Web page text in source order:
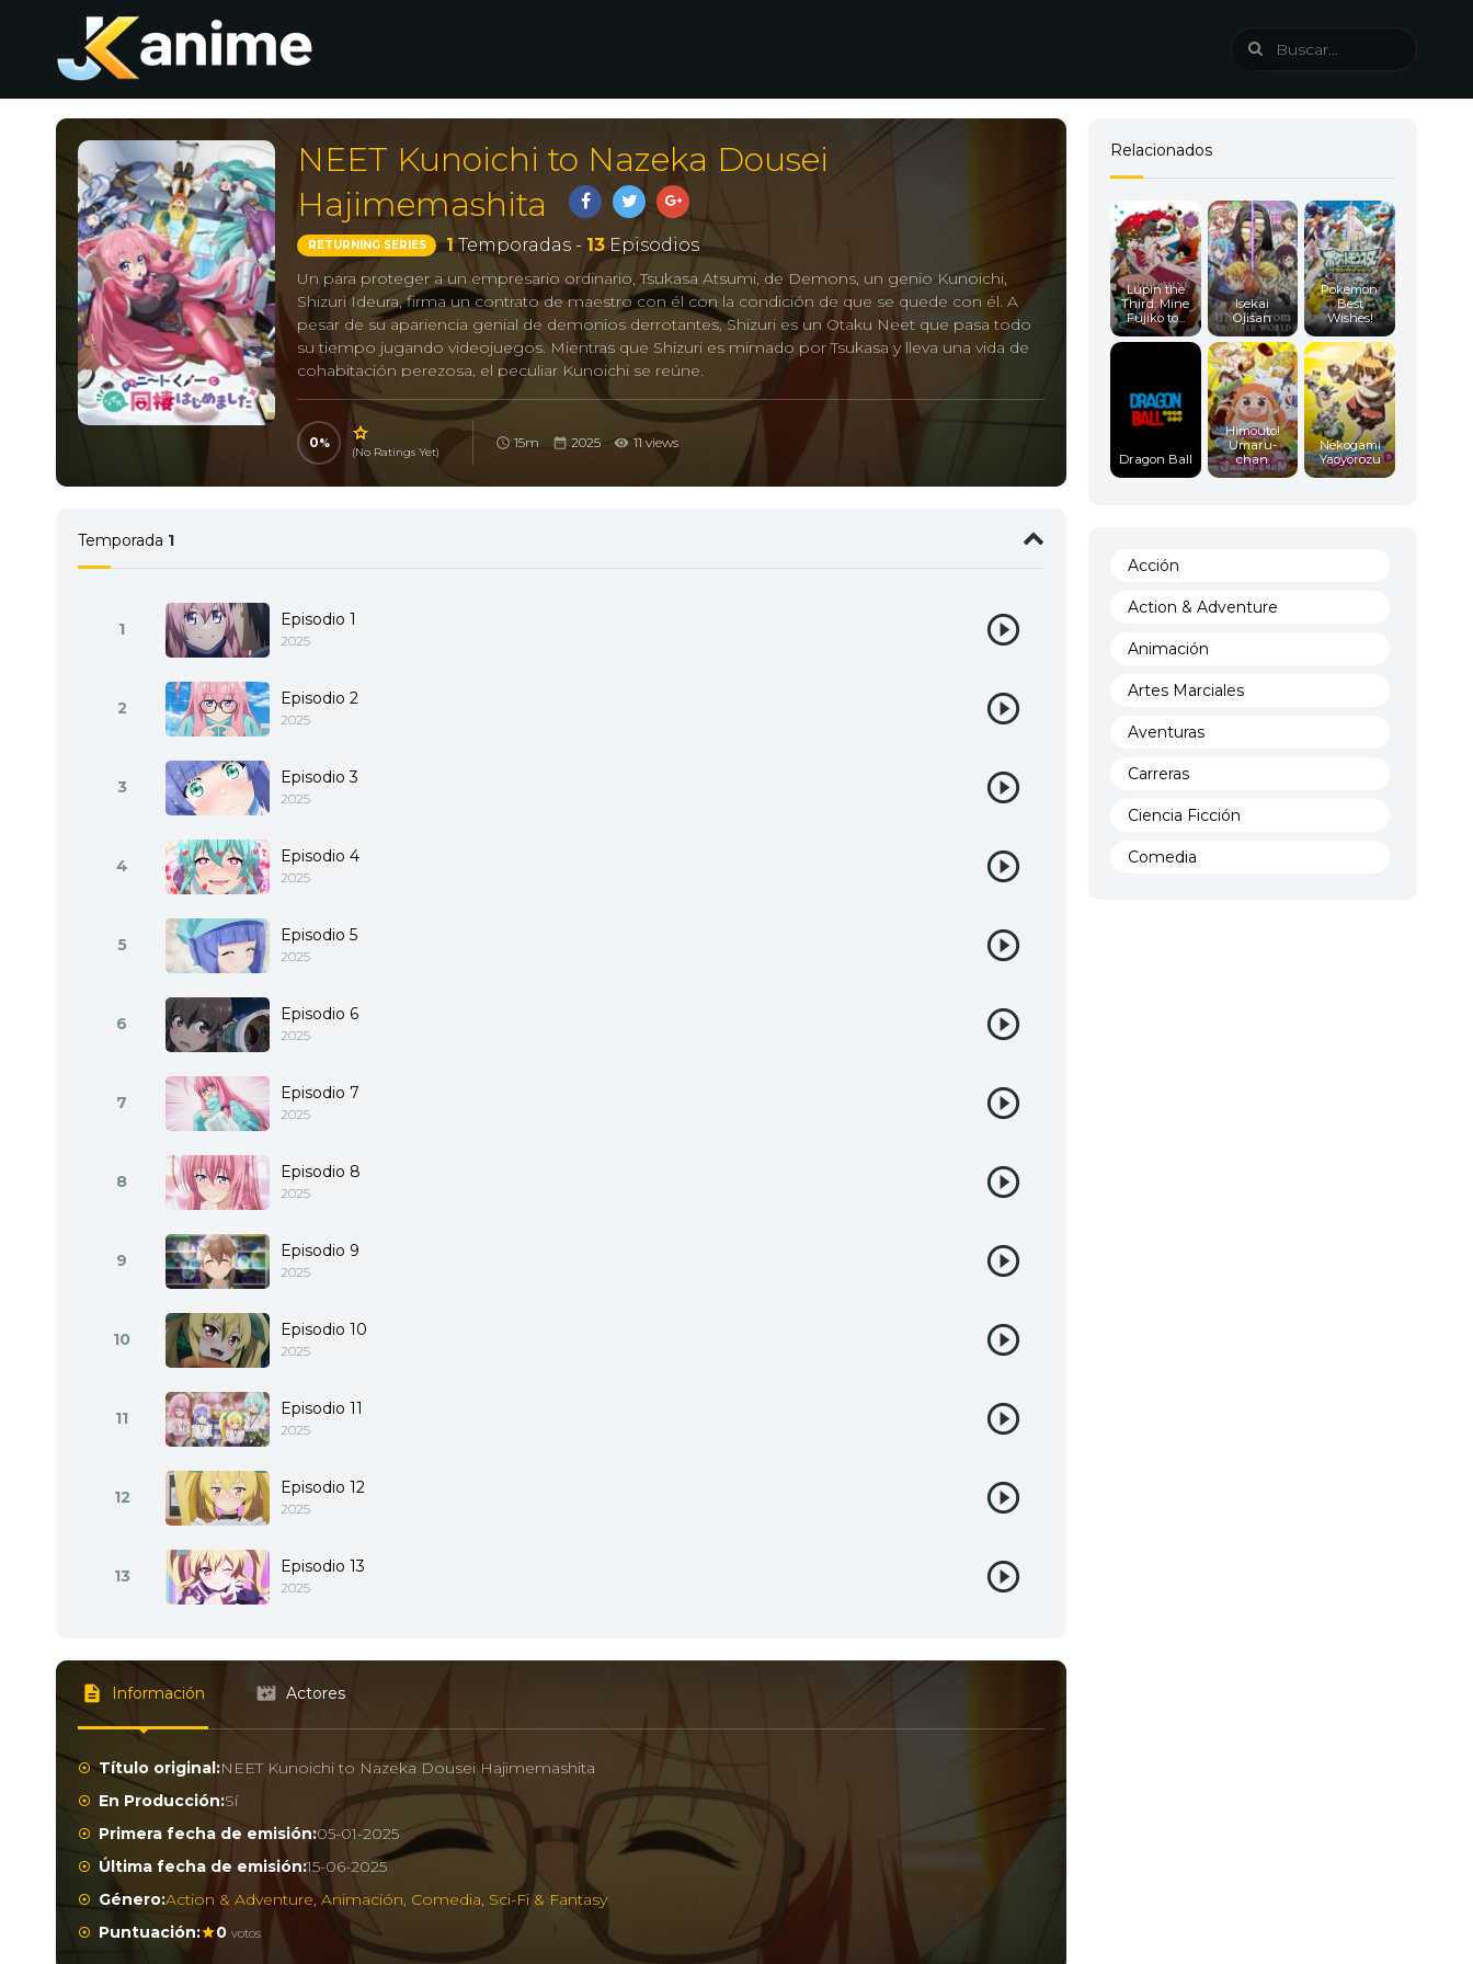
NEET Kunoichi to Nazeka Dousei
Hajimemashita
RETURNING SERIES 1Temporadas - 13Episodios
Un para proteger a un empresario ordinario, Tsukasa Atsumi, de Demons, un genio Kunoichi,
Shizuri Ideura, firma un contrato de maestro con él con la condición de que se quede con él. A
pesar de su apariencia genial de demonios derrotantes, Shizuri es un Otaku Neet que pasa todo
su tiempo jugando videojuegos. Mientras que Shizuri es mimado por Tsukasa y lleva una vida de
cohabitación perezosa, el peculiar Kunoichi se reúne.
0
(No Ratings Yet)
15m 2025 11 views
Temporada 1
1 Episodio 1
2025
2 Episodio 2
2025
3 Episodio 3
2025
4 Episodio 4
2025
5 Episodio 5
2025
6 Episodio 6
2025
7 Episodio 7
2025
8 Episodio 8
2025
9 Episodio 9
2025
10 Episodio 10
2025
11 Episodio 11
2025
12 Episodio 12
2025
13 Episodio 13
2025
Información Actores
Título original:NEET Kunoichi to Nazeka Dousei Hajimemashita
En Producción:Sí
Primera fecha de emisión:05-01-2025
Última fecha de emisión:15-06-2025
Género:Action & Adventure,Animación, Comedia, Sci-Fi & Fantasy
Puntuación:
0 votos
Relacionados
Lupin the
Third: Mine
Fujiko to...
Isekai
Ojisan
Pokemon:
Best
Wishes!
Dragon Ball
Himouto!
Umaru-
chan
Nekogami
Yaoyorozu
Acción
Action & Adventure
Animación
Artes Marciales
Aventuras
Carreras
Ciencia Ficción
Comedia